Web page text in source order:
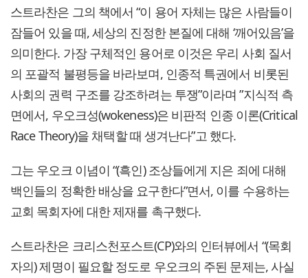
스트라찬은 그의 책에서 “이 용어 자체는 많은 사람들이
잠들어 있을 때, 세상의 진정한 본질에 대해 ‘깨어있음’을
의미한다. 가장 구체적인 용어로 이것은 우리 사회 질서
의 포괄적 불평등을 바라보며, 인종적 특권에서 비롯된
사회의 권력 구조를 강조하려는 투쟁”이라며 ”지식적 측
면에서, 우오크성(wokeness)은 비판적 인종 이론(Critical
Race Theory)을 채택할 때 생겨난다”고 했다.
그는 우오크 이념이 “(흑인) 조상들에게 지은 죄에 대해
백인들의 정확한 배상을 요구한다”면서, 이를 수용하는
교회 목회자에 대한 제재를 촉구했다.
스트라찬은 크리스천포스트(CP)와의 인터뷰에서 “(목회
자의) 제명이 필요할 정도로 우오크의 주된 문제는, 사실